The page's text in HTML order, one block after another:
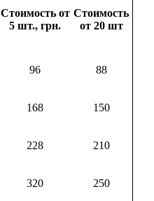
Стоимость от
5 шт., грн.
Стоимость
от 20 шт
96 88
168 150
228 210
320 250